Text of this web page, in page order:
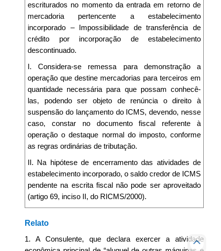
escriturados no momento da entrada em retorno de
mercadoria pertencente a estabelecimento
incorporado – Impossibilidade de transferência de
crédito por incorporação de estabelecimento
descontinuado.
I. Considera-se remessa para demonstração a
operação que destine mercadorias para terceiros em
quantidade necessária para que possam conhecê-
las, podendo ser objeto de renúncia o direito à
suspensão do lançamento do ICMS, devendo, nesse
caso, constar no documento fiscal referente à
operação o destaque normal do imposto, conforme
as regras ordinárias de tributação.
II. Na hipótese de encerramento das atividades de
estabelecimento incorporado, o saldo credor de ICMS
pendente na escrita fiscal não pode ser aproveitado
(artigo 69, inciso II, do RICMS/2000).
Relato
1. A Consulente, que declara exercer a atividade